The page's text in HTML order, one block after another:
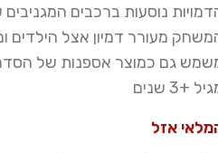
נוסעות ברכבים
מעורר דמיון אצל
גם כמוצר אספנות של
+3 שנים
אזל